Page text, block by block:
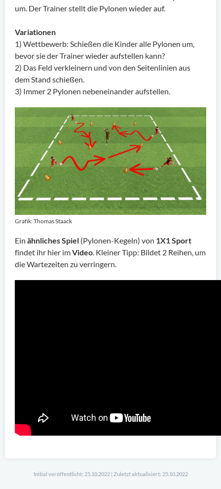
um. Der Trainer stellt die Pylonen wieder auf.
Variationen
1) Wettbewerb: Schießen die Kinder alle Pylonen um,
bevor sie der Trainer wieder aufstellen kann?
2) Das Feld verkleinern und von den Seitenlinien aus
dem Stand schießen.
3) Immer 2 Pylonen nebeneinander aufstellen.
Grafik: Thomas Staack
Ein ähnliches Spiel (Pylonen-Kegeln) von 1X1 Sport
findet ihr hier imVideo. Kleiner Tipp: Bildet 2 Reihen, um
die Wartezeiten zu verringern.
Initial veröffentlicht: 25.10.2022 | Zuletzt aktualisiert: 25.10.2022